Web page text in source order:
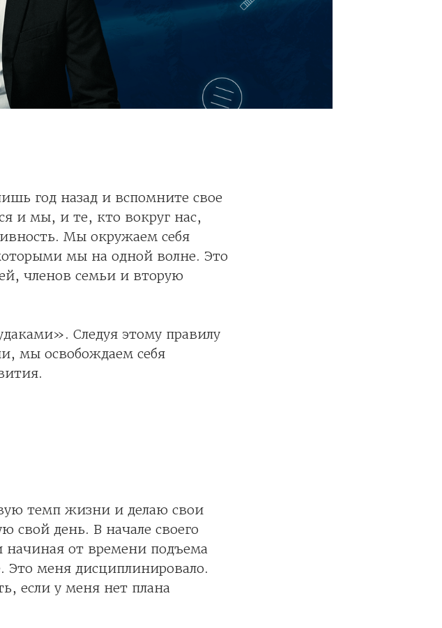
год назад и вспомните свое
и мы, и те, кто вокруг нас,
Мы окружаем себя
мы на одной волне. Это
членов семьи и вторую
Следуя этому правилу
мы освобождаем себя
темп жизни и делаю свои
свой день. В начале своего
начиная от времени подъема
Это меня дисциплинировало.
если у меня нет плана